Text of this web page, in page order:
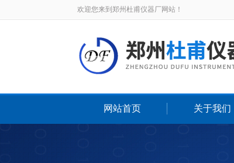
欢迎您来到郑州杜甫仪器厂网站！
网站首页 关于我们